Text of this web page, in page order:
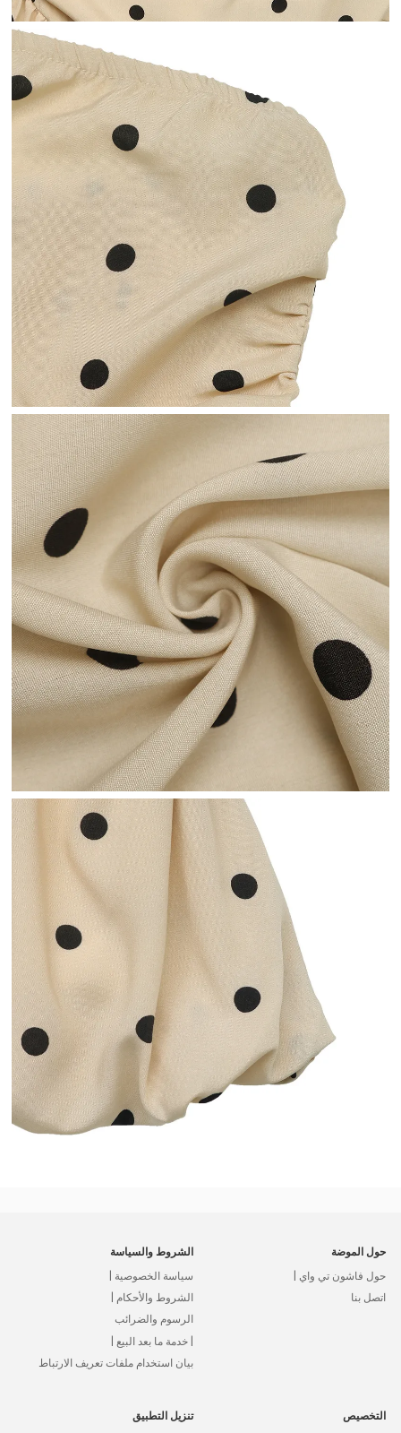
حول الموضة
حول فاشون تي واي |
اتصل بنا
الشروط والسياسة
سياسة الخصوصية |
الشروط والأحكام |
الرسوم والضرائب
| خدمة ما بعد البيع |
بيان استخدام ملفات تعريف الارتباط
التخصيص تنزيل التطبيق